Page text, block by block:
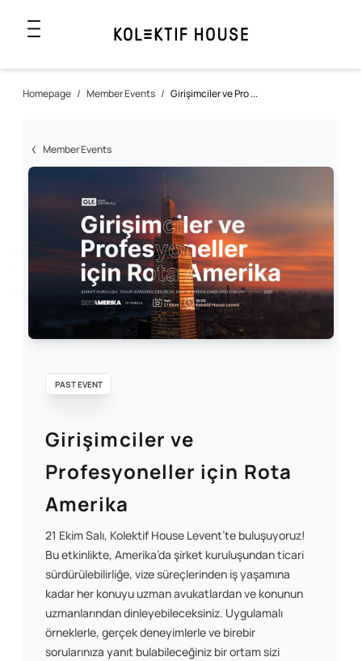
Homepage / Member Events / Girişimciler ve Pro ...
Member Events
PAST EVENT
Girişimciler ve
Profesyoneller için Rota
Amerika
21 Ekim Salı, Kolektif House Levent’te buluşuyoruz!
Bu etkinlikte, Amerika’da şirket kuruluşundan ticari
sürdürülebilirliğe, vize süreçlerinden iş yaşamına
kadar her konuyu uzman avukatlardan ve konunun
uzmanlarından dinleyebileceksiniz. Uygulamalı
örneklerle, gerçek deneyimlerle ve birebir
sorularınıza yanıt bulabileceğiniz bir ortam sizi